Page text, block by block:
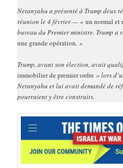
Netanyahu a présenté à Trump deux
réunion le 4 février — «un normal et
bureau du Premier ministre. Trump a
une grande opération. »
Trump, avant son élection, avait
immobilier de premier ordre » lors
Netanyahu et lui avait demandé de
pourraient y être construits.